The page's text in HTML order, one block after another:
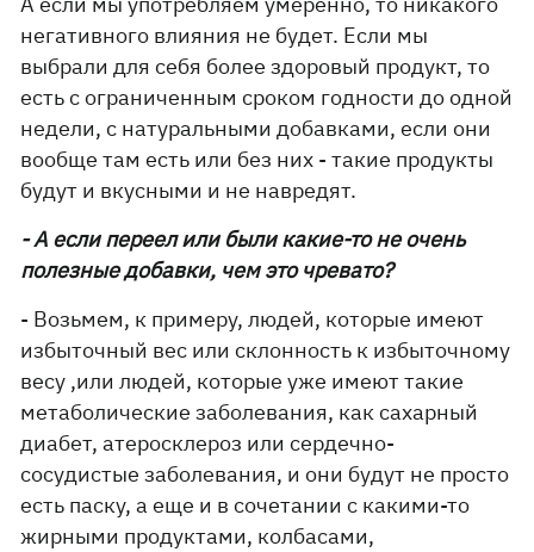
негативного влияния не будет. Если мы
выбрали для себя более здоровый продукт, то
есть с ограниченным сроком годности до одной
недели, с натуральными добавками, если они
вообще там есть или без них - такие продукты
будут и вкусными и не навредят.
- А если переел или были какие-то не очень
полезные добавки, чем это чревато?
- Возьмем, к примеру, людей, которые имеют
избыточный вес или склонность к избыточному
весу ,или людей, которые уже имеют такие
метаболические заболевания, как сахарный
диабет, атеросклероз или сердечно-
сосудистые заболевания, и они будут не просто
есть паску, а еще и в сочетании с какими-то
жирными продуктами, колбасами,